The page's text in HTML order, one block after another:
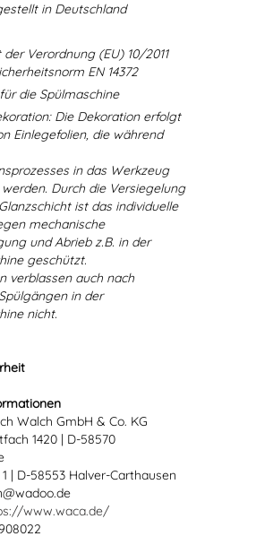
in Deutschland
Verordnung (EU) 10/2011
EN 14372
die Spülmaschine
Die Dekoration erfolgt
Einlegefolien, die während
in das Werkzeug
Durch die Versiegelung
ist das individuelle
mechanische
und Abrieb z.B. in der
geschützt.
verblassen auch nach
in der
nicht.
Walch GmbH & Co. KG
1420 | D-58570
| D-58553 Halver-Carthausen
www.waca.de/